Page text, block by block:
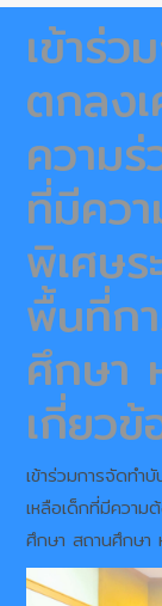
เข้าร่
ตกลง
ความ
ที่มีคว
พิเศษร
พื้นที่ก
ศึกษา
เกี่ยวข้
เข้าร่วมการจัดทำ
เหลือเด็กที่มีความ
ศึกษา สถานศึกษา